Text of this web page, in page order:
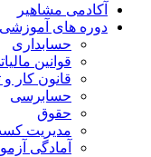
آکادمی مشاهیر
دوره های آموزشی
حسابداری
قوانین
قانون کار
حسابرسی
حقوق
مدیریت
آمادگی